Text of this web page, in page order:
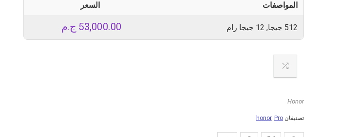
المواصفات السعر
512 جيجا, 12 جيجا رام ج.م 53,000.00
Honor
تصنيفان honor, Pro